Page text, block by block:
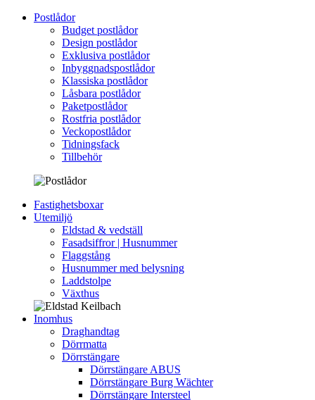
Postlådor
Budget postlådor
Design postlådor
Exklusiva postlådor
Inbyggnadspostlådor
Klassiska postlådor
Låsbara postlådor
Paketpostlådor
Rostfria postlådor
Veckopostlådor
Tidningsfack
Tillbehör
Fastighetsboxar
Utemiljö
Eldstad & vedställ
Fasadsiffror | Husnummer
Flaggstång
Husnummer med belysning
Laddstolpe
Växthus
Inomhus
Draghandtag
Dörrmatta
Dörrstängare
Dörrstängare ABUS
Dörrstängare Burg Wächter
Dörrstängare Intersteel